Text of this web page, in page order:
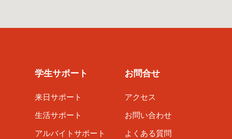
学生サポート
来日サポート
生活サポート
アルバイトサポート
お問合せ
アクセス
お問い合わせ
よくある質問